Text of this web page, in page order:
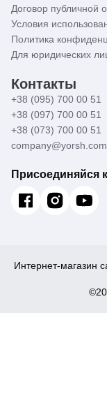
Договор публичной
Условия
Политика
Для юридических
Контакты
+38 (095) 700 00 51
+38 (097) 700 00 51
+38 (073) 700 00 51
Присоединяйся
Интернет-магазин